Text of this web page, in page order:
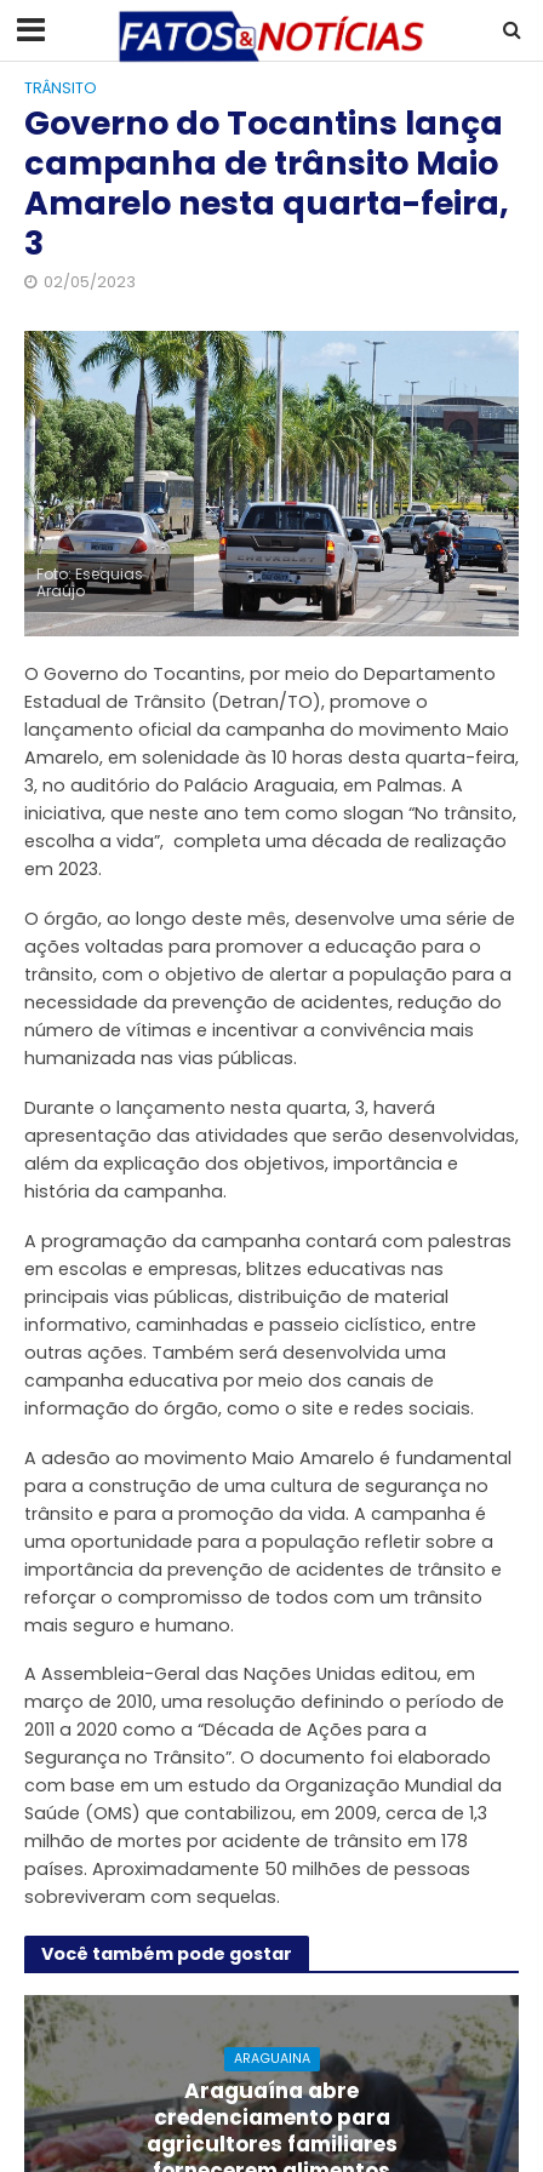
TRÂNSITO
Governo do Tocantins lança
campanha de trânsito Maio
Amarelo nesta quarta-feira,
3
02/05/2023
Foto: Esequias
Araújo
O Governo do Tocantins, por meio do Departamento
Estadual de Trânsito (Detran/TO), promove o
lançamento oficial da campanha do movimento Maio
Amarelo, em solenidade às 10 horas desta quarta-feira,
3, no auditório do Palácio Araguaia, em Palmas. A
iniciativa, que neste ano tem como slogan “No trânsito,
escolha a vida”, completa uma década de realização
em 2023.
O órgão, ao longo deste mês, desenvolve uma série de
ações voltadas para promover a educação para o
trânsito, com o objetivo de alertar a população para a
necessidade da prevenção de acidentes, redução do
número de vítimas e incentivar a convivência mais
humanizada nas vias públicas.
Durante o lançamento nesta quarta, 3, haverá
apresentação das atividades que serão desenvolvidas,
além da explicação dos objetivos, importância e
história da campanha.
A programação da campanha contará com palestras
em escolas e empresas, blitzes educativas nas
principais vias públicas, distribuição de material
informativo, caminhadas e passeio ciclístico, entre
outras ações. Também será desenvolvida uma
campanha educativa por meio dos canais de
informação do órgão, como o site e redes sociais.
A adesão ao movimento Maio Amarelo é fundamental
para a construção de uma cultura de segurança no
trânsito e para a promoção da vida. A campanha é
uma oportunidade para a população refletir sobre a
importância da prevenção de acidentes de trânsito e
reforçar o compromisso de todos com um trânsito
mais seguro e humano.
A Assembleia-Geral das Nações Unidas editou, em
março de 2010, uma resolução definindo o período de
2011 a 2020 como a “Década de Ações para a
Segurança no Trânsito”. O documento foi elaborado
com base em um estudo da Organização Mundial da
Saúde (OMS) que contabilizou, em 2009, cerca de 1,3
milhão de mortes por acidente de trânsito em 178
países. Aproximadamente 50 milhões de pessoas
sobreviveram com sequelas.
Você também pode gostar
ARAGUAINA
Araguaína abre
credenciamento para
agricultores familiares